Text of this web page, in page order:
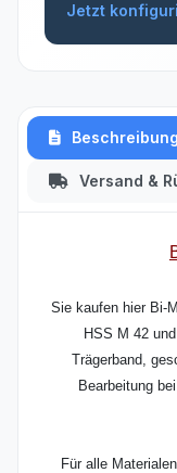
Jetzt
Beschreibung
Versand &
Sie kaufen hier Bi-
HSS M 42
Trägerband,
Bearbeitung
Für alle